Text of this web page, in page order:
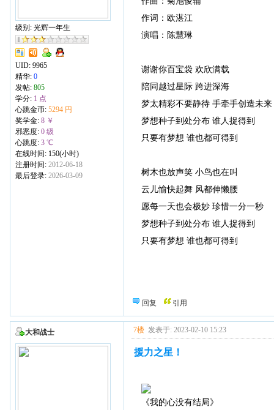
级别: 光辉一年生
UID: 9965
精华: 0
发帖: 805
学分: 1 点
心跳金币: 5294 円
奖学金: 8 ￥
邪恶度: 0 级
心跳度: 3 ℃
在线时间: 150(小时)
注册时间: 2012-06-18
最后登录: 2026-03-09
作词：欧湛江
演唱：陈慧琳
谢谢你百宝袋 欢欣满载
陪同越过星际 跨进深海
梦太精彩不要静待 手牵手创造未来
梦想种子到处分布 谁人捉得到
只要有梦想 谁也都可得到
树木也放声笑 小鸟也在叫
云儿愉快起舞 风都伸懒腰
愿每一天也会极妙 珍惜一分一秒
梦想种子到处分布 谁人捉得到
只要有梦想 谁也都可得到
回复 引用
大和战士 7楼 发表于: 2023-02-10 15:23
援力之星！
《我的心没有结局》